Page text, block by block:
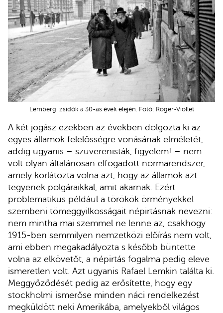
Lembergi zsidók a 30-as évek elején. Fotó: Roger-Viollet
A két jogász ezekben az években dolgozta ki az
egyes államok felelősségre vonásának elméletét,
addig ugyanis – szuverenisták, figyelem! – nem
volt olyan általánosan elfogadott normarendszer,
amely korlátozta volna azt, hogy az államok azt
tegyenek polgáraikkal, amit akarnak. Ezért
problematikus például a törökök örményekkel
szembeni tömeggyilkosságait népirtásnak nevezni:
nem mintha mai szemmel ne lenne az, csakhogy
1915-ben semmilyen nemzetközi előírás nem volt,
ami ebben megakadályozta s később büntette
volna az elkövetőt, a népirtás fogalma pedig eleve
ismeretlen volt. Azt ugyanis Rafael Lemkin találta ki.
Meggyőződését pedig az erősítette, hogy egy
stockholmi ismerőse minden náci rendelkezést
megküldött neki Amerikába, amelyekből világos